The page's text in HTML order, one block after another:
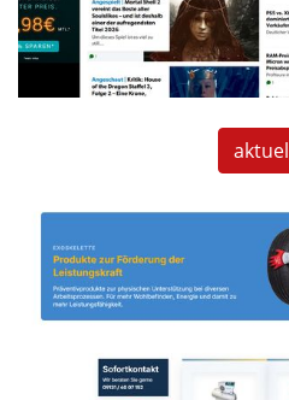
für Werkmeister & Company
Werbekampagne Programmierung
Relaunch Sude
für Werkmeister Media